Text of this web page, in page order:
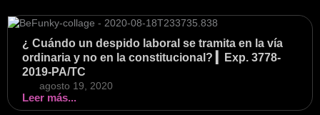
¿ Cuándo un despido laboral se tramita en la vía
ordinaria y no en la constitucional? ▎Exp. 3778-
2019-PA/TC
agosto 19, 2020
Leer más...